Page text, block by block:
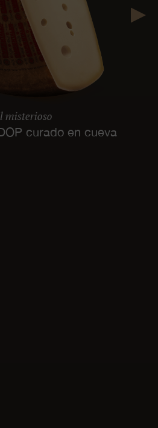
misterioso
curado en cueva